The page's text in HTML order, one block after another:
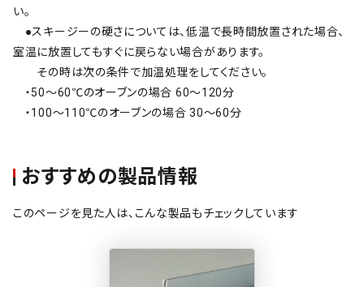
い。
●スキージーの硬さについては、低温で長時間放置された場合、
室温に放置してもすぐに戻らない場合があります。
その時は次の条件で加温処理をしてください。
・50～60℃のオーブンの場合 60～120分
・100～110℃のオーブンの場合 30～60分
おすすめの製品情報
このページを見た人は、こんな製品もチェックしています